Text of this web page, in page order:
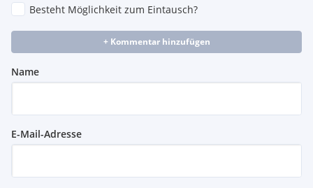
Besteht Möglichkeit zum Eintausch?
+ Kommentar hinzufügen
Name
E-Mail-Adresse